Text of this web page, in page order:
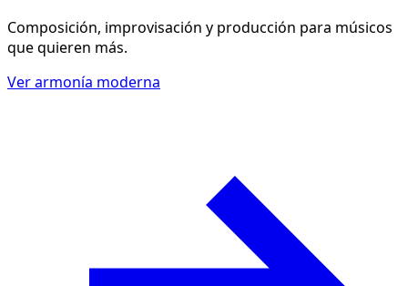
Composición, improvisación y producción para músicos
que quieren más.
Ver armonía moderna